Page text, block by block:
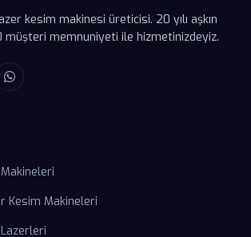
kesim makinesi üreticisi. 20 yılı aşkın
müşteri memnuniyeti ile hizmetinizdeyiz.
Kesim Makineleri